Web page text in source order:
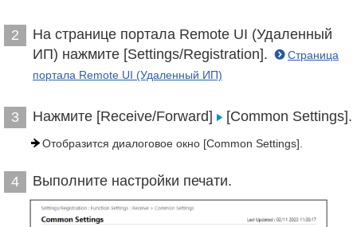
2
На странице портала Remote UI (Удаленный
ИП) нажмите [Settings/Registration].
Страница
портала Remote UI (Удаленный ИП)
3 Нажмите [Receive/Forward] [Common Settings].
Отобразится диалоговое окно [Common Settings].
4 Выполните настройки печати.